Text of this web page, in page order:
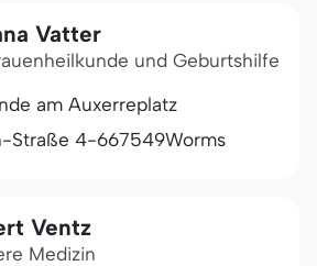
Vatter
und Geburtshilfe
am Auxerreplatz
Straße 4-667549Worms
Ventz
Medizin